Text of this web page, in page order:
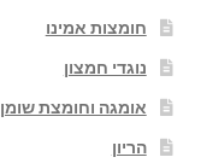
חומצות אמינו
נוגדי חמצון
אומגה וחומצת שומן
הריון